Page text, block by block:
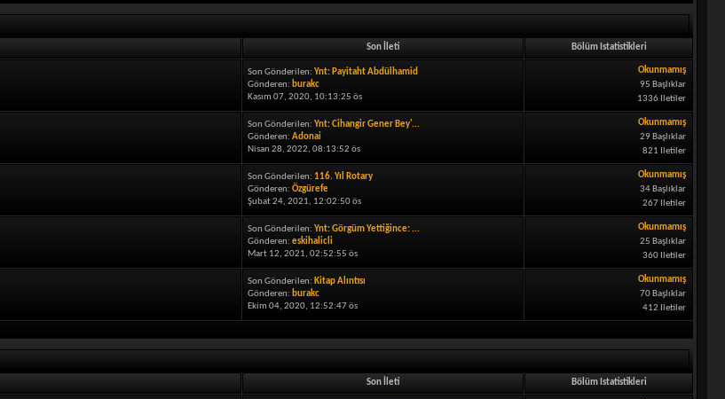
Son İleti Bölüm Istatistikleri
Son Gönderilen: Ynt: Payitaht Abdülhamid
Gönderen: burakc
Kasım 07, 2020, 10:13:25 ös
Okunmamış
95 Başlıklar
1336 Iletiler
Son Gönderilen: Ynt: Cihangir Gener Bey'...
Gönderen: Adonai
Nisan 28, 2022, 08:13:52 ös
Okunmamış
29 Başlıklar
821 Iletiler
Son Gönderilen: 116. Yıl Rotary
Gönderen: Özgürefe
Şubat 24, 2021, 12:02:50 ös
Okunmamış
34 Başlıklar
267 Iletiler
Son Gönderilen: Ynt: Görgüm Yettiğince: ...
Gönderen: eskihalicli
Mart 12, 2021, 02:52:55 ös
Okunmamış
25 Başlıklar
360 Iletiler
Son Gönderilen: Kitap Alıntısı
Gönderen: burakc
Ekim 04, 2020, 12:52:47 ös
Okunmamış
70 Başlıklar
412 Iletiler
Son İleti Bölüm Istatistikleri